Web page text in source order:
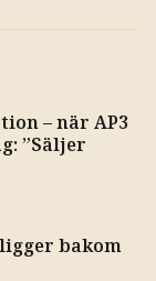
– när AP3
”Säljer
bakom